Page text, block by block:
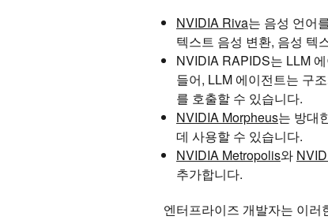
NVIDIA Riva는 음성 언어
텍스트 음성 변환, 음성 텍
NVIDIA RAPIDS는 LLM
들어, LLM 에이전트는 구
를 호출할 수 있습니다.
NVIDIA Morpheus는 방대
데 사용할 수 있습니다.
NVIDIA Metropolis와
추가합니다.
엔터프라이즈 개발자는 이